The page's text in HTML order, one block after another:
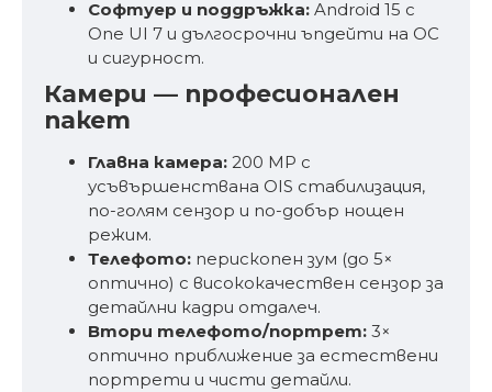
Софтуер и поддръжка: Android 15 с
One UI 7 и дългосрочни ъпдейти на ОС
и сигурност.
Камери — професионален
пакет
Главна камера: 200 MP с
усъвършенствана OIS стабилизация,
по-голям сензор и по-добър нощен
режим.
Телефото: перископен зум (до 5×
оптично) с висококачествен сензор за
детайлни кадри отдалеч.
Втори телефото/портрет: 3×
оптично приближение за естествени
портрети и чисти детайли.